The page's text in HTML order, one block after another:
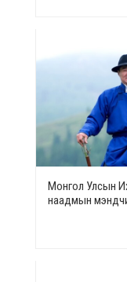
Монгол Улсын
наадмын